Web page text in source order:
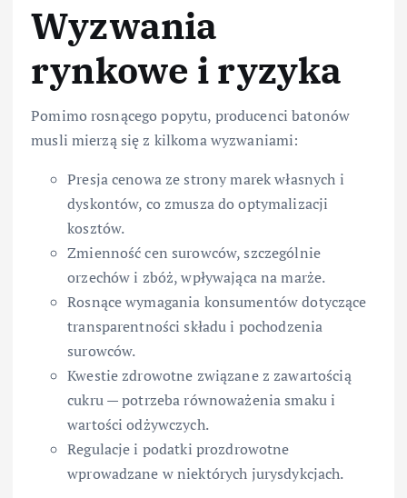
Wyzwania
rynkowe i ryzyka
Pomimo rosnącego popytu, producenci batonów
musli mierzą się z kilkoma wyzwaniami:
Presja cenowa ze strony marek własnych i
dyskontów, co zmusza do optymalizacji
kosztów.
Zmienność cen surowców, szczególnie
orzechów i zbóż, wpływająca na marże.
Rosnące wymagania konsumentów dotyczące
transparentności składu i pochodzenia
surowców.
Kwestie zdrowotne związane z zawartością
cukru — potrzeba równoważenia smaku i
wartości odżywczych.
Regulacje i podatki prozdrowotne
wprowadzane w niektórych jurysdykcjach.